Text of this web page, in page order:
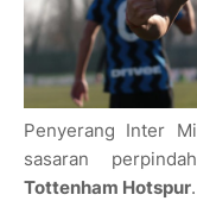
Penyerang Inter
sasaran
Tottenham Hotspur.